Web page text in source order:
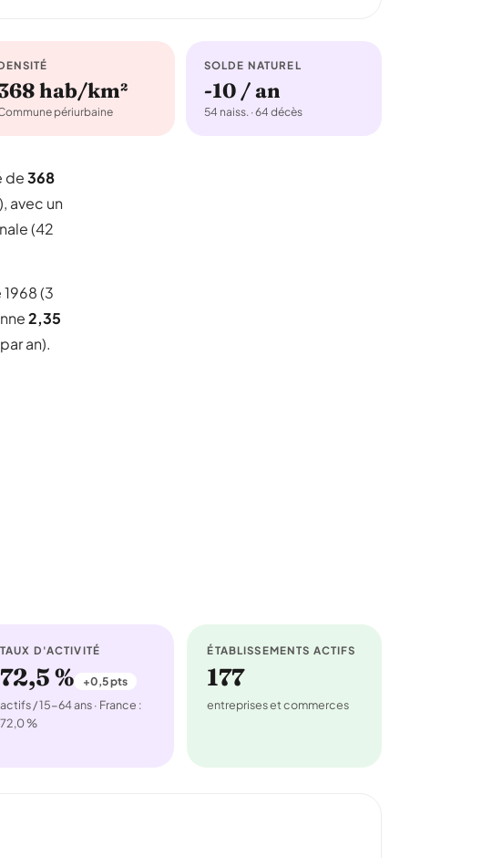
hab/km²
périurbaine
SOLDE NATUREL
-10 / an
54 naiss. · 64 décès
de368
avec un
(42
(3
2,35
an).
TAUX D'ACTIVITÉ
72,5 % +0,5 pts
actifs / 15-64 ans · France :
72,0 %
ÉTABLISSEMENTS ACTIFS
177
entreprises et commerces